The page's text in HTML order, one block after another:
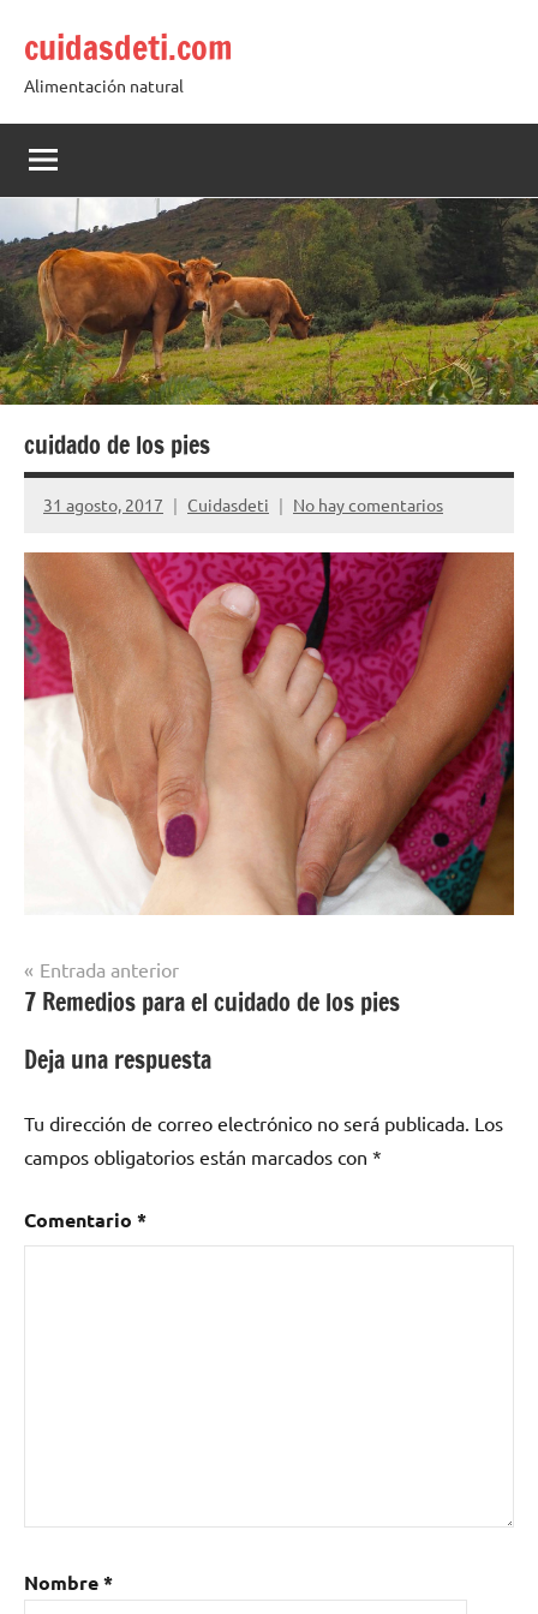
contenido
cuidasdeti.com
Alimentación natural
cuidado de los pies
31 agosto, 2017 Cuidasdeti No hay comentarios
Navegación
de
entradas
Entrada anterior
7 Remedios para el cuidado de los pies
Deja una respuesta
Tu dirección de correo electrónico no será publicada. Los
campos obligatorios están marcados con *
Comentario *
Nombre*